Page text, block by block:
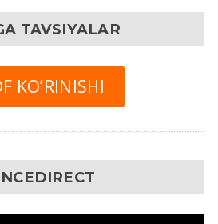
TAVSIYALAR
KO’RINISHI